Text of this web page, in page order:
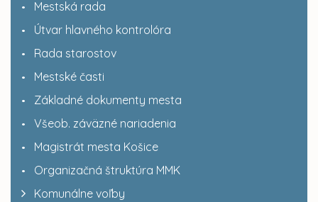
Mestská rada
Útvar hlavného kontrolóra
Rada starostov
Mestské časti
Základné dokumenty mesta
Všeob. záväzné nariadenia
Magistrát mesta Košice
Organizačná štruktúra MMK
Komunálne voľby